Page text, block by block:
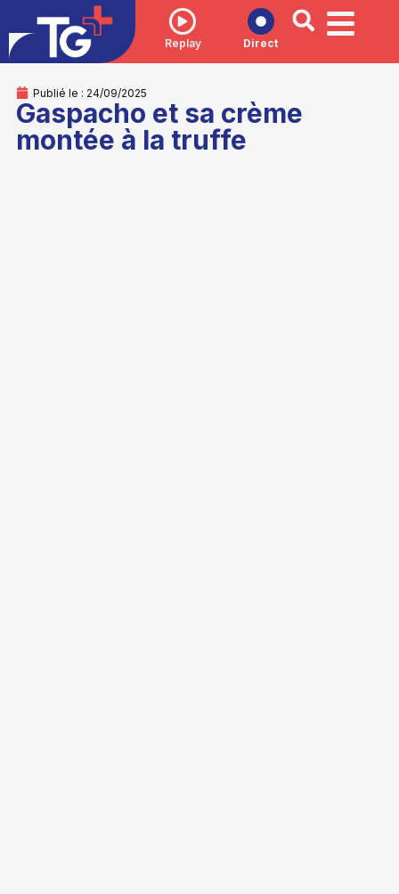
Replay Direct
Publié le : 24/09/2025
Gaspacho et sa crème
montée à la truffe